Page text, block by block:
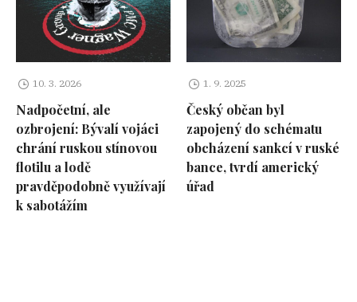
10. 3. 2026
Nadpočetní, ale
ozbrojení: Bývalí vojáci
chrání ruskou stínovou
flotilu a lodě
pravděpodobně využívají
k sabotážím
1. 9. 2025
Český občan byl
zapojený do schématu
obcházení sankcí v ruské
bance, tvrdí americký
úřad